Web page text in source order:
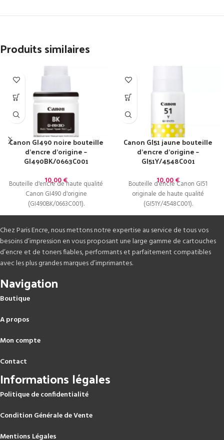
Produits similaires
Canon GI490 noire bouteille
d’encre d’origine –
GI490BK/0663C001
10,00€
Bouteille d'encre de haute qualité
Canon GI490 d'origine
(GI490BK/0663C001).
Canon GI51 jaune bouteille
d’encre d’origine –
GI51Y/4548C001
10,00€
Bouteille d'encre Canon GI51
originale de haute qualité
(GI51Y/4548C001).
Chez Paris Encre, nous mettons notre expertise au service de tous vos
besoins d’impression en vous proposant une large gamme de cartouches
d’encre et de toners fiables, performants et parfaitement compatibles
avec les plus grandes marques d’imprimantes.
Navigation
Boutique
A propos
Mon compte
Contact
Informations légales
Politique de confidentialité
Condition Générale de Vente
Mentions Légales